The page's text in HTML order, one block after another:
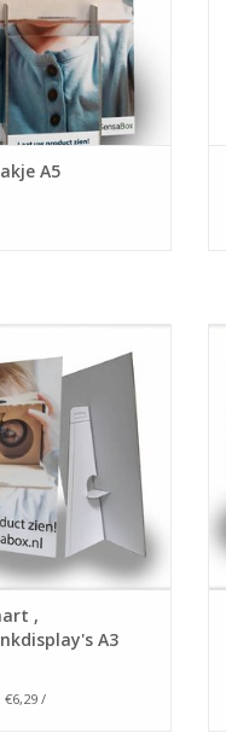
A5
te trekken van uw
klanten.
AAN WINKELWAGEN
,
A3
/